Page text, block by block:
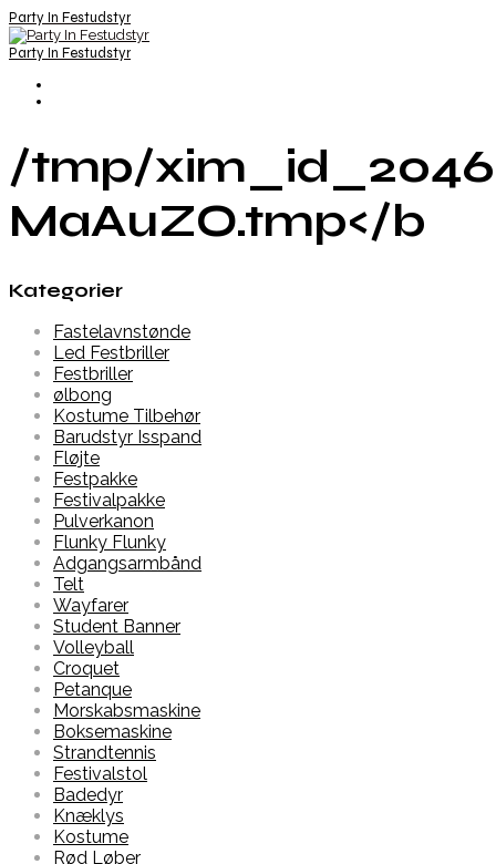
Party In Festudstyr
Party In Festudstyr
/tmp/
MaAuZO.tmp</b
Kategorier
Fastelavnstønde
Led Festbriller
Festbriller
ølbong
Kostume Tilbehør
Barudstyr Isspand
Fløjte
Festpakke
Festivalpakke
Pulverkanon
Flunky Flunky
Adgangsarmbånd
Telt
Wayfarer
Student Banner
Volleyball
Croquet
Petanque
Morskabsmaskine
Boksemaskine
Strandtennis
Festivalstol
Badedyr
Knæklys
Kostume
Rød Løber